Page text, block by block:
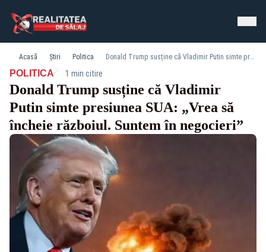
Acasă Știri Politica Donald Trump susține că Vladimir Putin simte presiunea SUA: „Vrea să încheie războiul. Suntem în negocieri”
POLITICA· 1 min citire
Donald Trump susține că Vladimir
Putin simte presiunea SUA: „Vrea să
încheie războiul. Suntem în negocieri”